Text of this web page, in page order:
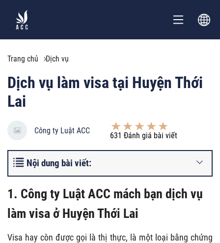
Trang chủ Dịch vụ
Dịch vụ làm visa tại Huyện Thới
Lai
Công ty Luật ACC
631 Đánh giá bài viết
Nội dung bài viết:
1. Công ty Luật ACC mách bạn dịch vụ
làm visa ở Huyện Thới Lai
Visa hay còn được gọi là thị thực, là một loại bằng chứng